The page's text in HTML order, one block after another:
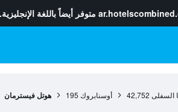
متوفر أيضاً باللغة الإنجليزية.
السفلى 42,752 أوسنابروك 195 هوتل فيسترمان